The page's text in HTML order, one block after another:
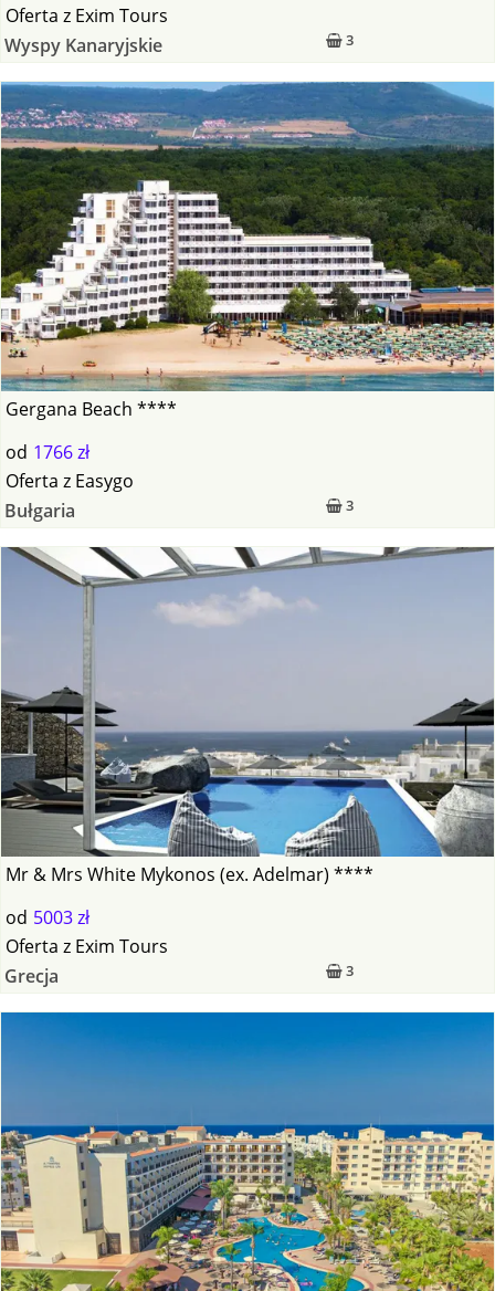
3
Oferta z Exim Tours
Wyspy Kanaryjskie
Gergana Beach ****
od 1766 zł
3
Oferta z Easygo
Bułgaria
Mr & Mrs White Mykonos (ex. Adelmar) ****
od 5003 zł
3
Oferta z Exim Tours
Grecja